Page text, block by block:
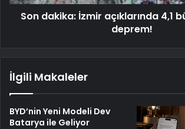
Son dakika: İzmir açıklarında 4,1
deprem!
İlgili Makaleler
BYD’nin Yeni Modeli Dev
Batarya ile Geliyor